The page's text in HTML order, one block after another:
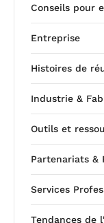
Conseils pour
Entreprise
Histoires de
Industrie &
Outils et
Partenariats &
Services
Tendances de